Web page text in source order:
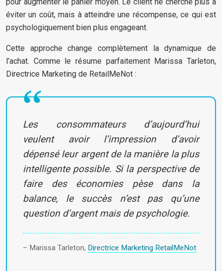
éviter un coût, mais à atteindre une récompense, ce qui est
psychologiquement bien plus engageant.
Cette approche change complètement la dynamique de
l’achat. Comme le résume parfaitement Marissa Tarleton,
Directrice Marketing de RetailMeNot :
Les consommateurs d’aujourd’hui
veulent avoir l’impression d’avoir
dépensé leur argent de la manière la plus
intelligente possible. Si la perspective de
faire des économies pèse dans la
balance, le succès n’est pas qu’une
question d’argent mais de psychologie.
– Marissa Tarleton, Directrice Marketing RetailMeNot